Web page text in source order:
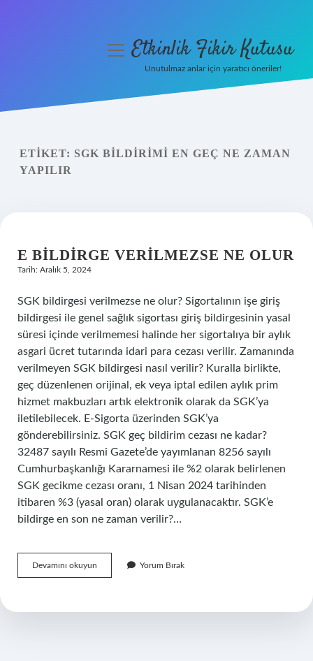
Yasal Uyarı
menüyüEtkinlik Fikir Kutusu
Unutulmaz anlar için yaratıcı öneriler!
ETIKET: SGK BILDIRIMI EN GEÇ NE ZAMAN
YAPILIR
E BILDIRGE VERILMEZSE NE OLUR
Tarih: Aralık 5, 2024
SGK bildirgesi verilmezse ne olur? Sigortalının işe giriş
bildirgesi ile genel sağlık sigortası giriş bildirgesinin yasal
süresi içinde verilmemesi halinde her sigortalıya bir aylık
asgari ücret tutarında idari para cezası verilir. Zamanında
verilmeyen SGK bildirgesi nasıl verilir? Kuralla birlikte,
geç düzenlenen orijinal, ek veya iptal edilen aylık prim
hizmet makbuzları artık elektronik olarak da SGK’ya
iletilebilecek. E-Sigorta üzerinden SGK’ya
gönderebilirsiniz. SGK geç bildirim cezası ne kadar?
32487 sayılı Resmi Gazete’de yayımlanan 8256 sayılı
Cumhurbaşkanlığı Kararnamesi ile %2 olarak belirlenen
SGK gecikme cezası oranı, 1 Nisan 2024 tarihinden
itibaren %3 (yasal oran) olarak uygulanacaktır. SGK’e
bildirge en son ne zaman verilir?…
Devamını okuyun
Bildirge
Olur
Yorum Bırak